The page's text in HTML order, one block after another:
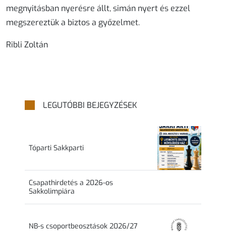
megnyitásban nyerésre állt, simán nyert és ezzel
megszereztük a biztos a győzelmet.
Ribli Zoltán
LEGUTÓBBI BEJEGYZÉSEK
Tóparti Sakkparti
Csapathirdetés a 2026-os
Sakkolimpiára
NB-s csoportbeosztások 2026/27